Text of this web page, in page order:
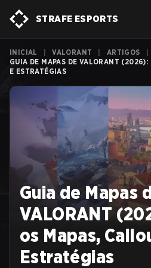
STRAFE ESPORTS
INICIAL VALORANT ARTIGOS
GUIA DE MAPAS DE VALORANT (2026):
E ESTRATÉGIAS
Guia de Mapas
VALORANT
os Mapas,
Estratégias